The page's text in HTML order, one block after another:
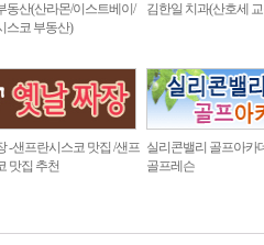
동산(산라몬/이스트베이/
스코 부동산)
김한일 치과(산호세
-샌프란시스코 맛집 /샌프
맛집 추천
실리콘밸리 골프아카
골프레슨